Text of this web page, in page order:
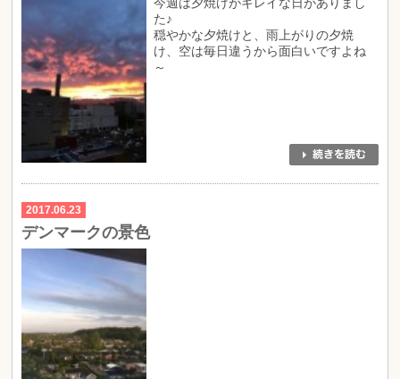
今週は夕焼けがキレイな日がありまし
た♪
穏やかな夕焼けと、雨上がりの夕焼
け、空は毎日違うから面白いですよね
～
2017.06.23
デンマークの景色